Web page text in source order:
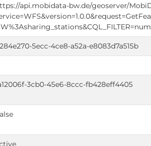
api.mobidata-bw.de/geoserver/
5ecc-4ce8-a52a-e8083d7a515b
3cb0-45e6-8ccc-fb428eff4405